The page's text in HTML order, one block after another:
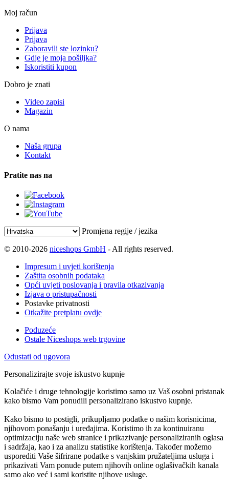
Moj račun
Prijava
Prijava
Zaboravili ste lozinku?
Gdje je moja pošiljka?
Iskoristiti kupon
Dobro je znati
Video zapisi
Magazin
O nama
Naša grupa
Kontakt
Pratite nas na
Promjena regije / jezika
© 2010-2026 niceshops GmbH - All rights reserved.
Impresum i uvjeti korištenja
Zaštita osobnih podataka
Opći uvjeti poslovanja i pravila otkazivanja
Izjava o pristupačnosti
Postavke privatnosti
Otkažite pretplatu ovdje
Poduzeće
Ostale Niceshops web trgovine
Odustati od ugovora
Personalizirajte svoje iskustvo kupnje
Kolačiće i druge tehnologije koristimo samo uz Vaš osobni pristanak
kako bismo Vam ponudili personalizirano iskustvo kupnje.
Kako bismo to postigli, prikupljamo podatke o našim korisnicima,
njihovom ponašanju i uređajima. Koristimo ih za kontinuiranu
optimizaciju naše web stranice i prikazivanje personaliziranih oglasa
i sadržaja, kao i za analizu statistike korištenja. Također možemo
usporediti Vaše šifrirane podatke s vanjskim pružateljima usluga i
prikazivati Vam ponude putem njihovih online oglašivačkih kanala
samo ako već i sami koristite njihove usluge.